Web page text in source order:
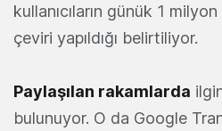
kullanıcıların günük 1
çeviri yapıldığı belirtiliyor.
Paylaşılan rakamlarda
bulunuyor. O da Google